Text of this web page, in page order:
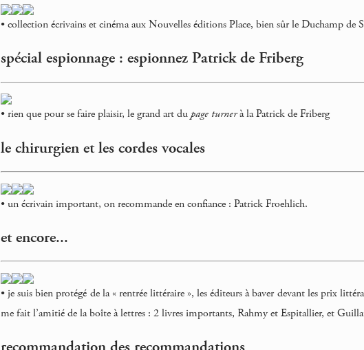
• collection écrivains et cinéma aux Nouvelles éditions Place, bien sûr le Duchamp de
spécial espionnage : espionnez Patrick de Friberg
• rien que pour se faire plaisir, le grand art du page turnerà la Patrick de Friberg
le chirurgien et les cordes vocales
• un écrivain important, on recommande en confiance : Patrick Froehlich.
et encore...
• je suis bien protégé de la « rentrée littéraire », les éditeurs à baver devant les prix
me fait l’amitié de la boîte à lettres : 2 livres importants, Rahmy et Espitallier, et